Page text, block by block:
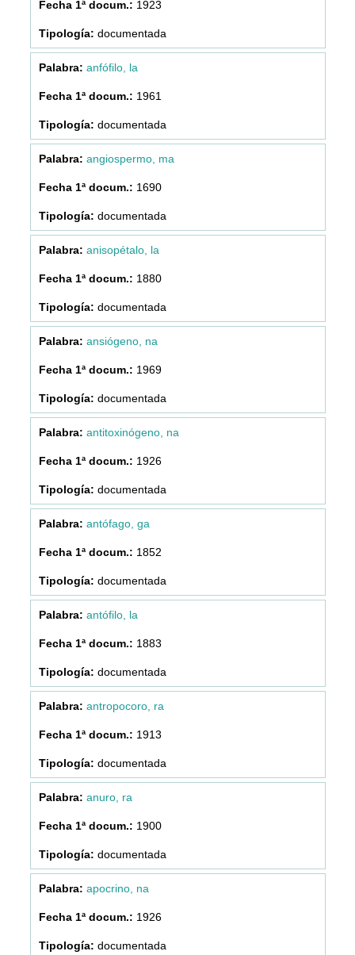
1923
documentada
anfófilo, la
1961
documentada
angiospermo, ma
1690
documentada
anisopétalo, la
1880
documentada
ansiógeno, na
1969
documentada
antitoxinógeno, na
1926
documentada
antófago, ga
1852
documentada
antófilo, la
1883
documentada
antropocoro, ra
1913
documentada
anuro, ra
1900
documentada
apocrino, na
1926
documentada